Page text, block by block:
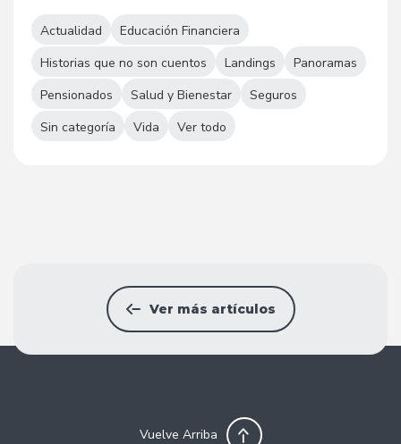
Actualidad
Educación Financiera
Historias que no son cuentos
Landings
Panoramas
Pensionados
Salud y Bienestar
Seguros
Sin categoría
Vida Ver todo
Ver más artículos
Vuelve Arriba